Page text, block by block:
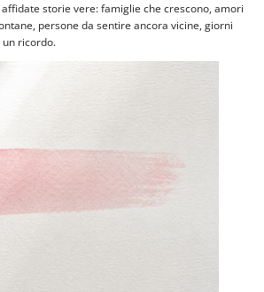
storie vere: famiglie che crescono, amori
persone da sentire ancora vicine, giorni
ricordo.